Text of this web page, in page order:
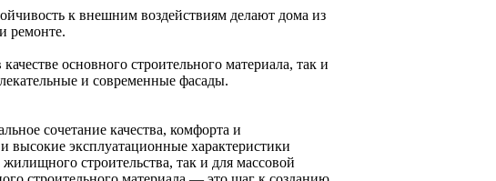
к внешним воздействиям делают дома из
ремонте.
основного строительного материала, так и
и современные фасады.
сочетание качества, комфорта и
высокие эксплуатационные характеристики
строительства, так и для массовой